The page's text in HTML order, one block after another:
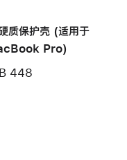
保护壳 (适用于
Pro)
448